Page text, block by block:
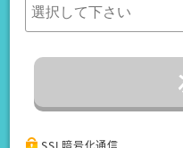
SSL暗号化通信